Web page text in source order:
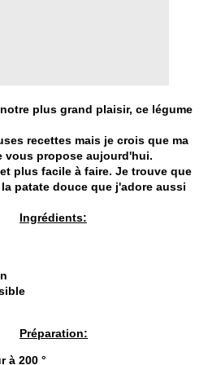
plus grand plaisir, ce légume
recettes mais je crois que ma
vous propose aujourd'hui.
plus facile à faire. Je trouve que
patate douce que j'adore aussi
Ingrédients:
Préparation:
à 200 °